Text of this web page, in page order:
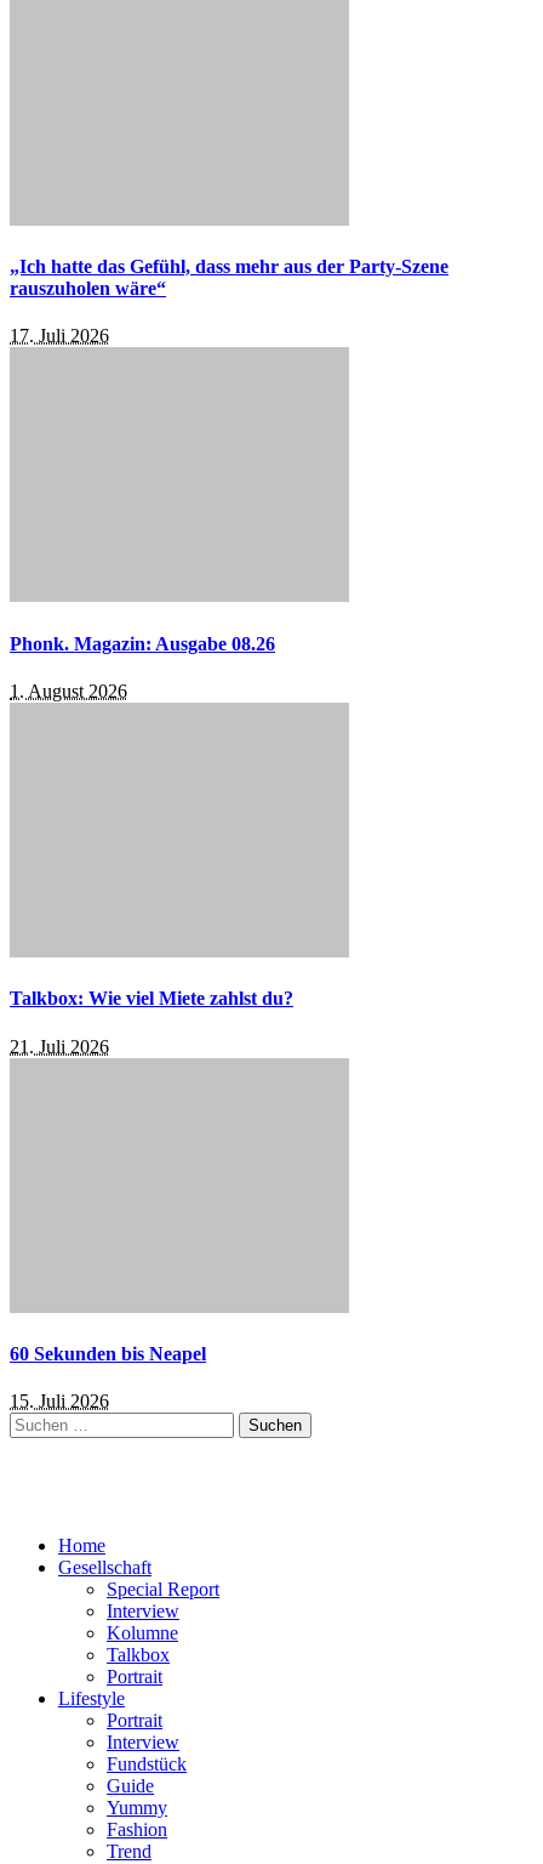
„Ich hatte das Gefühl, dass mehr aus der Party-Szene
rauszuholen wäre“
17. Juli 2026
Phonk. Magazin: Ausgabe 08.26
1. August 2026
Talkbox: Wie viel Miete zahlst du?
21. Juli 2026
60 Sekunden bis Neapel
15. Juli 2026
Suchen
nach:
Home
Gesellschaft
Special Report
Interview
Kolumne
Talkbox
Portrait
Lifestyle
Portrait
Interview
Fundstück
Guide
Yummy
Fashion
Trend